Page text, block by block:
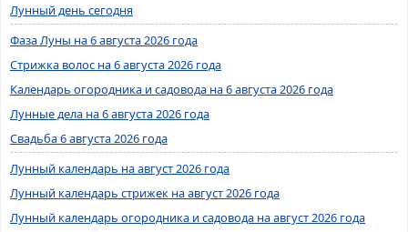
Лунный день сегодня
Фаза Луны на 6 августа 2026 года
Стрижка волос на 6 августа 2026 года
Календарь огородника и садовода на 6 августа 2026 года
Лунные дела на 6 августа 2026 года
Свадьба 6 августа 2026 года
Лунный календарь на август 2026 года
Лунный календарь стрижек на август 2026 года
Лунный календарь огородника и садовода на август 2026 года